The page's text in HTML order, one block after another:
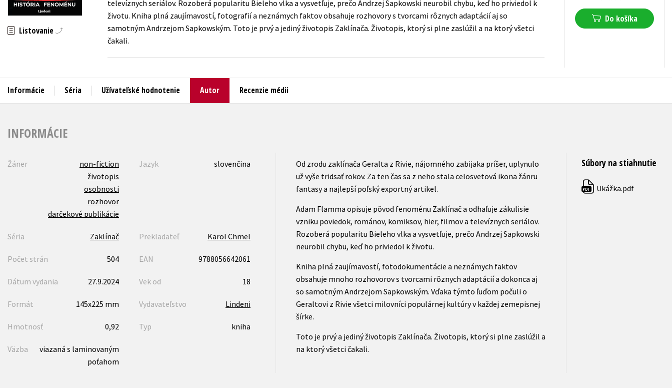
Humanitné a spoločenské vedy
Kalendáre, diáre
Počítače
Poézia
Populárno - náučné pre deti
Young adult
Zdravie a životný štýl
Listovanie
televíznych seriálov. Rozoberá popularitu Bieleho vlka a vysvetľuje, prečo Andrzej Sapkowski neurobil chybu, keď ho priviedol k
životu. Kniha plná zaujímavostí, fotografií a neznámych faktov obsahuje rozhovory s tvorcami rôznych adaptácií aj so
samotným Andrzejom Sapkowským. Toto je prvý a jediný životopis Zaklínača. Životopis, ktorý si plne zaslúžil a na ktorý všetci
čakali.
Do košíka
Informácie Séria Užívateľské hodnotenie Autor Recenzie médii
INFORMÁCIE
Žáner
non-fiction
životopis
osobnosti
rozhovor
darčekové publikácie
Jazyk slovenčina
Séria Zaklínač Prekladateľ Karol Chmel
Počet strán 504 EAN 9788056642061
Dátum vydania 27.9.2024 Vek od 18
Formát 145x225 mm Vydavateľstvo Lindeni
Hmotnosť 0,92 Typ kniha
Väzba
viazaná s laminovaným
poťahom
Od zrodu zaklínača Geralta z Rivie, nájomného zabijaka príšer, uplynulo
už vyše tridsať rokov. Za ten čas sa z neho stala celosvetová ikona žánru
fantasy a najlepší poľský exportný artikel.
Adam Flamma opisuje pôvod fenoménu Zaklínač a odhaľuje zákulisie
vzniku poviedok, románov, komiksov, hier, filmov a televíznych seriálov.
Rozoberá popularitu Bieleho vlka a vysvetľuje, prečo Andrzej Sapkowski
neurobil chybu, keď ho priviedol k životu.
Kniha plná zaujímavostí, fotodokumentácie a neznámych faktov
obsahuje mnoho rozhovorov s tvorcami rôznych adaptácií a dokonca aj
so samotným Andrzejom Sapkowským. Vďaka týmto ľuďom počuli o
Geraltovi z Rivie všetci milovníci populárnej kultúry v každej zemepisnej
šírke.
Toto je prvý a jediný životopis Zaklínača. Životopis, ktorý si plne zaslúžil a
na ktorý všetci čakali.
Súbory na stiahnutie
PDF Ukážka.pdf